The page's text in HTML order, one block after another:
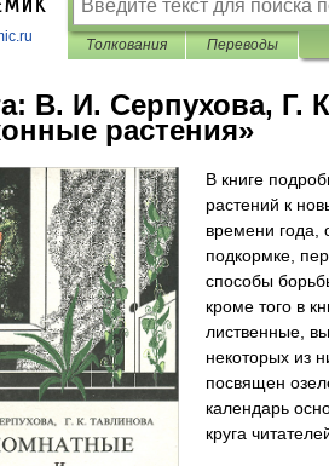
Толкования Переводы
В. И. Серпухова, Г.
растения»
В книге
растений к
времени года,
подкормке,
способы
кроме того в
лиственные,
некоторых из
посвящен
календарь
круга